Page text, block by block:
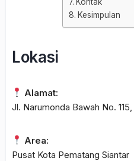
Kesimpulan
Lokasi
Alamat:
Jl. Narumonda Bawah No.
Area:
Pusat Kota Pematang Siantar